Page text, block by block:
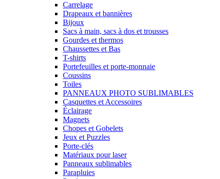
Carrelage
Drapeaux et bannières
Bijoux
Sacs à main, sacs à dos et trousses
Gourdes et thermos
Chaussettes et Bas
T-shirts
Portefeuilles et porte-monnaie
Coussins
Toiles
PANNEAUX PHOTO SUBLIMABLES
Casquettes et Accessoires
Éclairage
Magnets
Chopes et Gobelets
Jeux et Puzzles
Porte-clés
Matériaux pour laser
Panneaux sublimables
Parapluies